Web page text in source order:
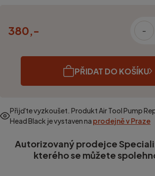
380,- -
PŘIDAT DO KOŠÍKU
Přijďte vyzkoušet. ProduktAir Tool Pump
Head Black je vystaven na prodejně v Praze
Autorizovaný prodejce
kterého se můžete